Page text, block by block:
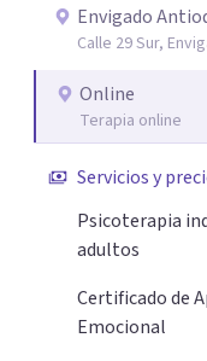
Envigado
Calle 29 Sur,
Online
Terapia online
Servicios y
Psicoterapia
adultos
Certificado de
Emocional